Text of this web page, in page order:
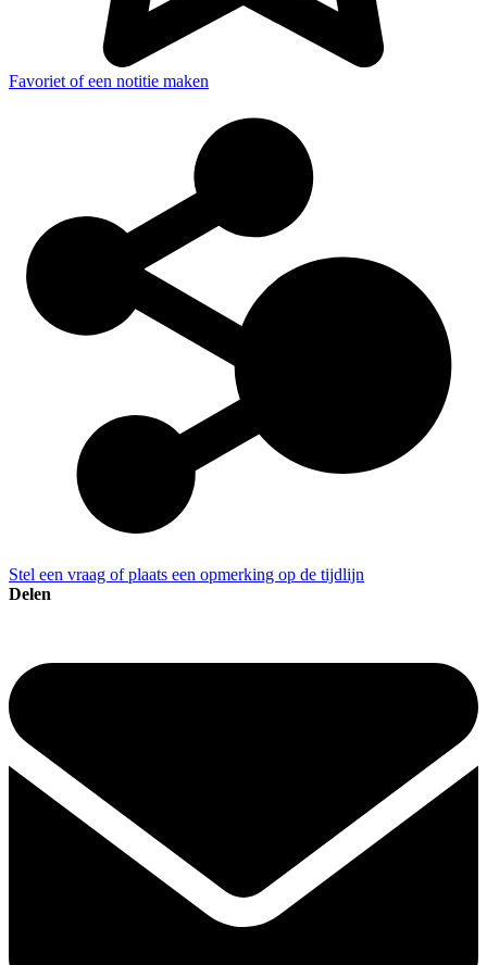
Favoriet of een notitie maken
Stel een vraag of plaats een opmerking op de tijdlijn
Delen